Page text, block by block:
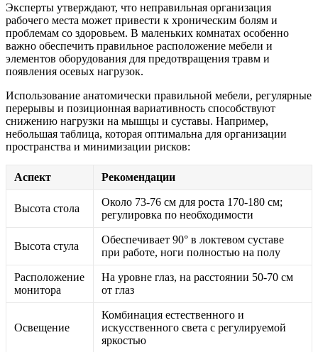
Эксперты утверждают, что неправильная организация
рабочего места может привести к хроническим болям и
проблемам со здоровьем. В маленьких комнатах особенно
важно обеспечить правильное расположение мебели и
элементов оборудования для предотвращения травм и
появления осевых нагрузок.
Использование анатомически правильной мебели, регулярные
перерывы и позиционная вариативность способствуют
снижению нагрузки на мышцы и суставы. Например,
небольшая таблица, которая оптимальна для организации
пространства и минимизации рисков:
Аспект Рекомендации
Высота стола
Около 73-76 см для роста 170-180 см;
регулировка по необходимости
Высота стула
Обеспечивает 90° в локтевом суставе
при работе, ноги полностью на полу
Расположение
монитора
На уровне глаз, на расстоянии 50-70 см
от глаз
Освещение
Комбинация естественного и
искусственного света с регулируемой
яркостью